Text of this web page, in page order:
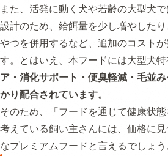
また、活発に動く犬や若齢の大型犬
設計のため、給餌量を少し増やした
やつを併用するなど、追加のコスト
す。とはいえ、本フードには大型犬
ア・消化サポート・便臭軽減・毛並
かり配合されています。
そのため、「フードを通じて健康状
考えている飼い主さんには、価格に
なプレミアムフードと言えるでしょう